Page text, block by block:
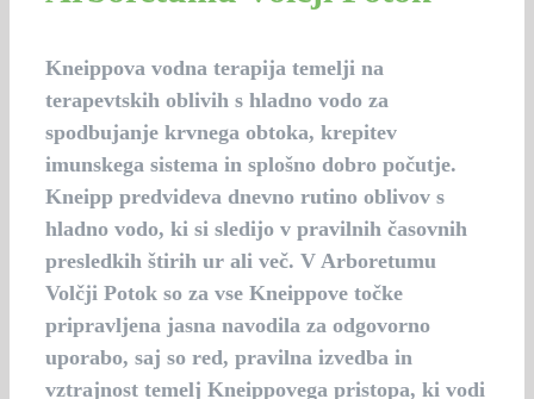
Kneippova vodna terapija temelji na
terapevtskih oblivih s hladno vodo za
spodbujanje krvnega obtoka, krepitev
imunskega sistema in splošno dobro počutje.
Kneipp predvideva dnevno rutino oblivov s
hladno vodo, ki si sledijo v pravilnih časovnih
presledkih štirih ur ali več. V Arboretumu
Volčji Potok so za vse Kneippove točke
pripravljena jasna navodila za odgovorno
uporabo, saj so red, pravilna izvedba in
vztrajnost temelj Kneippovega pristopa, ki vodi